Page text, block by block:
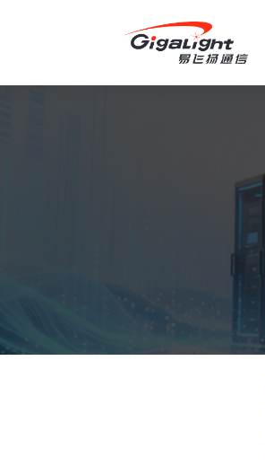
开放光网络器件的向导